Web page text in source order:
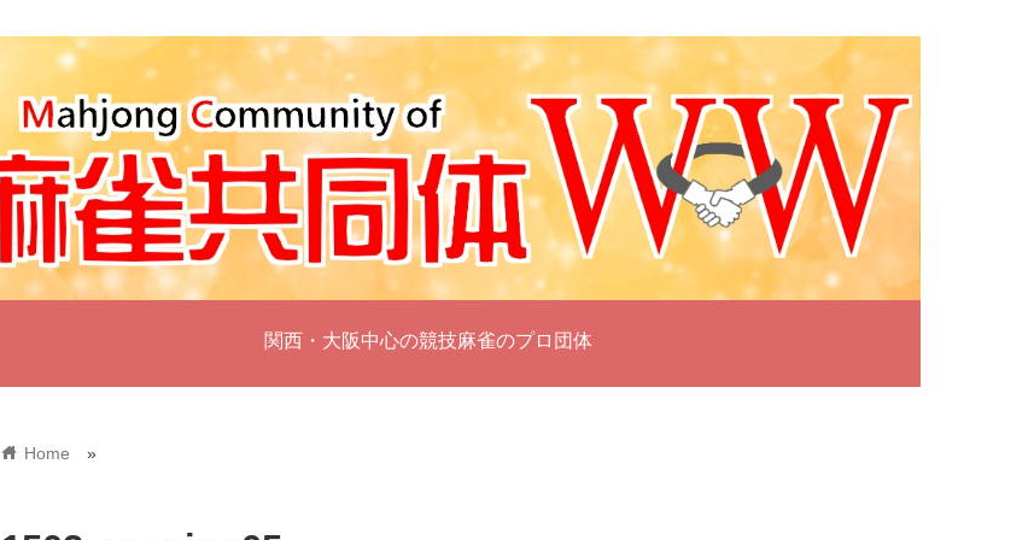
関西・大阪中心の競技麻雀のプロ団体
home Home »